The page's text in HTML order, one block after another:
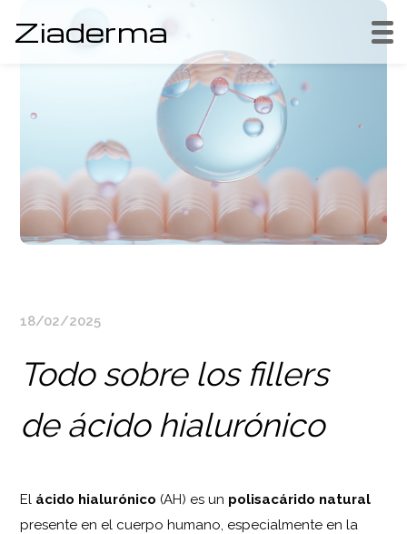
Ziaderma
18/02/2025
Todo sobre los fillers
de ácido hialurónico
El ácido hialurónico (AH) es un polisacárido natural
presente en el cuerpo humano, especialmente en la